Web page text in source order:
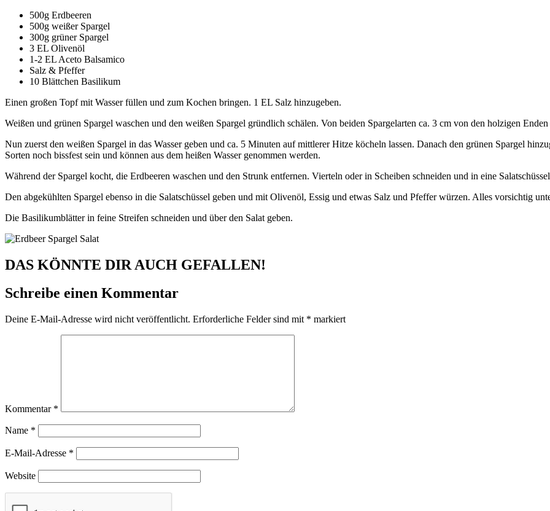
500g Erdbeeren
500g weißer Spargel
300g grüner Spargel
3 EL Olivenöl
1-2 EL Aceto Balsamico
Salz & Pfeffer
10 Blättchen Basilikum
Einen großen Topf mit Wasser füllen und zum Kochen bringen. 1 EL Salz hinzugeben.
Weißen und grünen Spargel waschen und den weißen Spargel gründlich schälen. Von beiden Spargelarten ca. 3 cm von den holzigen
Nun zuerst den weißen Spargel in das Wasser geben und ca. 5 Minuten auf mittlerer Hitze köcheln lassen. Danach den grünen Spargel
Sorten noch bissfest sein und können aus dem heißen Wasser genommen werden.
Während der Spargel kocht, die Erdbeeren waschen und den Strunk entfernen. Vierteln oder in Scheiben schneiden und in eine
Den abgekühlten Spargel ebenso in die Salatschüssel geben und mit Olivenöl, Essig und etwas Salz und Pfeffer würzen. Alles vorsichtig
Die Basilikumblätter in feine Streifen schneiden und über den Salat geben.
DAS KÖNNTE DIR AUCH GEFALLEN!
Schreibe einen Kommentar
Deine E-Mail-Adresse wird nicht veröffentlicht. Erforderliche Felder sind mit * markiert
Kommentar *
Name *
E-Mail-Adresse *
Website